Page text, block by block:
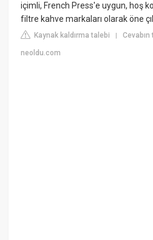
içimli, French Press'e uygun, hoş
filtre kahve markaları olarak öne
Kaynak kaldırma talebi |Cevabın
neoldu.com